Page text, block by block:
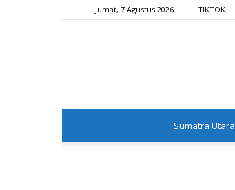
Jumat, 7 Agustus 2026 TIKTOK
Sumatra Utara